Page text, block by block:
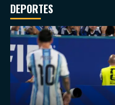
DEPORTES